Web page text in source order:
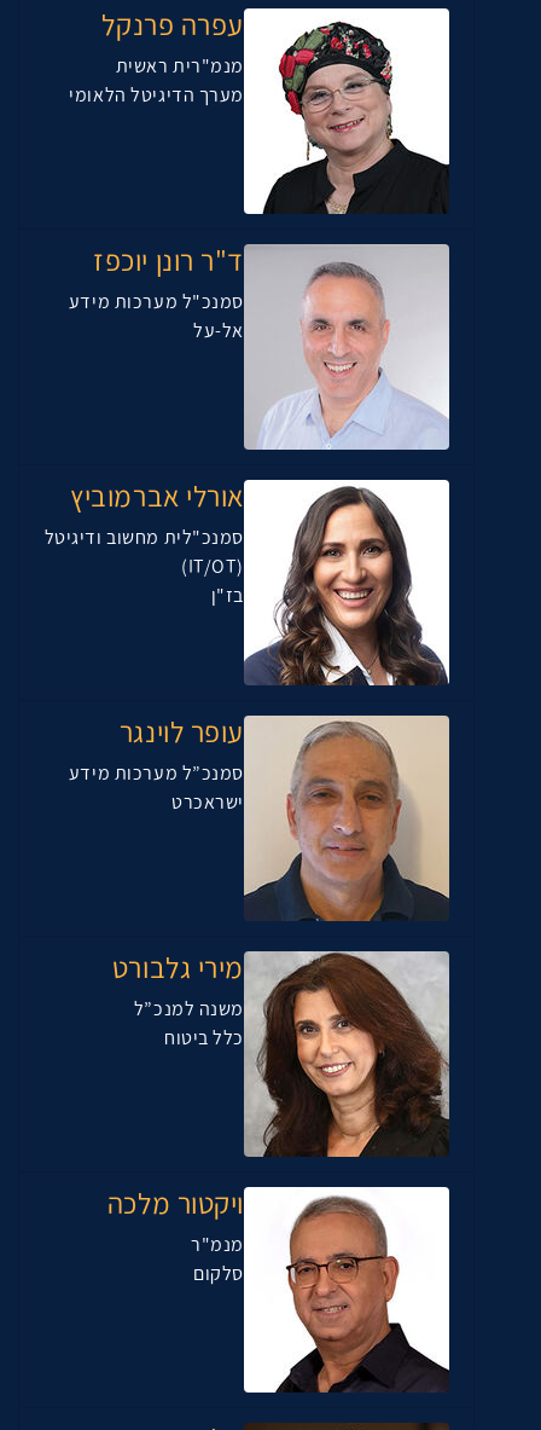
עפרה פרנקל
מנמ"רית ראשית
מערך הדיגיטל הלאומי
ד"ר רונן יוכפז
סמנכ"ל מערכות מידע
אל-על
אורלי אברמוביץ
סמנכ"לית מחשוב ודיגיטל
(IT/OT)
בז"ן
עופר לוינגר
סמנכ”ל מערכות מידע
ישראכרט
מירי גלבורט
משנה למנכ”ל
כלל ביטוח
ויקטור מלכה
מנמ"ר
סלקום